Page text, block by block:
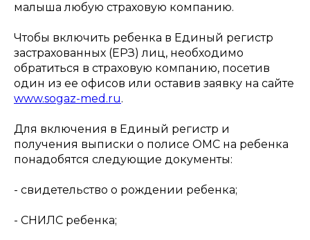
малыша любую страховую компанию.
Чтобы включить ребенка в Единый регистр
застрахованных (ЕРЗ) лиц, необходимо
обратиться в страховую компанию, посетив
один из ее офисов или оставив заявку на сайте
www.sogaz-med.ru.
Для включения в Единый регистр и
получения выписки о полисе ОМС на ребенка
понадобятся следующие документы:
- свидетельство о рождении ребенка;
- СНИЛС ребенка;